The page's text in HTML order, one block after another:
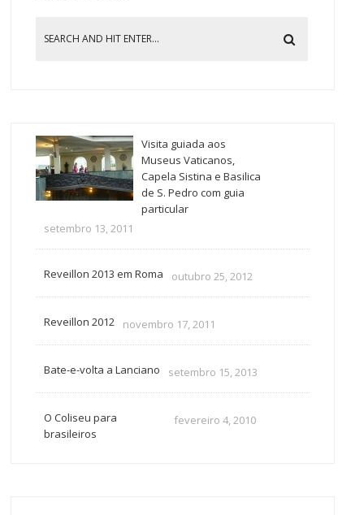
Visita guiada aos
Museus Vaticanos,
Capela Sistina e Basilica
de S. Pedro com guia
particular
setembro 13, 2011
Reveillon 2013 em Roma outubro 25, 2012
Reveillon 2012 novembro 17, 2011
Bate-e-volta a Lanciano setembro 15, 2013
O Coliseu para
brasileiros
fevereiro 4, 2010